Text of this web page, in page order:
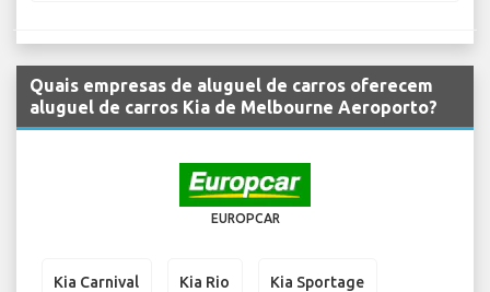
Quais empresas de aluguel de carros oferecem
aluguel de carros Kia de Melbourne Aeroporto?
EUROPCAR
Kia Carnival Kia Rio Kia Sportage